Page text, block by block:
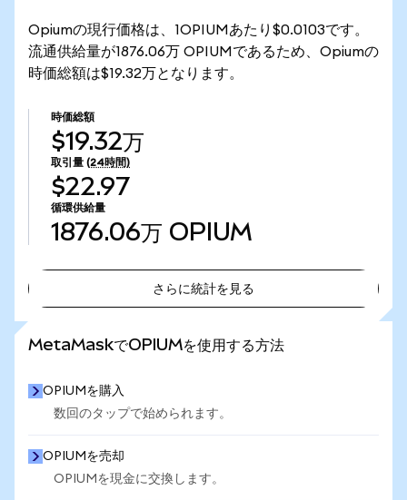
Opiumの現行価格は、1OPIUMあたり$0.0103です。
流通供給量が1876.06万 OPIUMであるため、Opiumの
時価総額は$19.32万となります。
時価総額
$19.32万
取引量 (24時間)
$22.97
循環供給量
1876.06万 OPIUM
さらに統計を見る
MetaMaskでOPIUMを使用する方法
OPIUMを購入
数回のタップで始められます。
OPIUMを売却
OPIUMを現金に交換します。